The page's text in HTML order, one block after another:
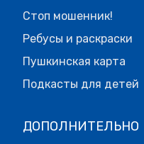
Стоп мошенник!
Ребусы и раскраски
Пушкинская карта
Подкасты для детей
ДОПОЛНИТЕЛЬНО